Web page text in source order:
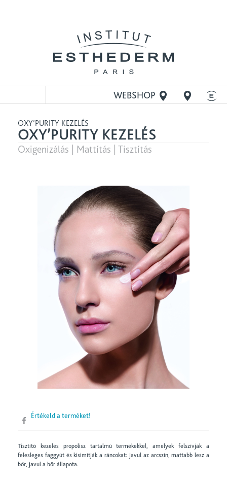
WEBSHOP
OXY’PURITY KEZELÉS
OXY’PURITY KEZELÉS
Oxigenizálás | Mattítás | Tisztítás
Értékeld a terméket!
Tisztító kezelés propolisz tartalmú termékekkel, amelyek felszívják a
felesleges faggyút és kisimítják a ráncokat: javul az arcszín, mattabb lesz a
bőr, javul a bőr állapota.